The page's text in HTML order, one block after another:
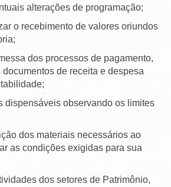
alterações de programação;
o recebimento de valores oriundos
dos processos de pagamento,
documentos de receita e despesa
dispensáveis observando os limites
dos materiais necessários ao
as condições exigidas para sua
dos setores de Patrimônio,